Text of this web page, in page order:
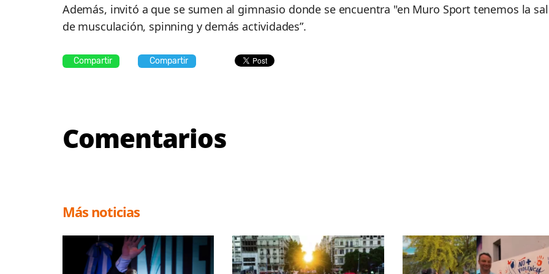
Además, invitó a que se sumen al gimnasio donde se encuentra "en Muro Sport tenemos la
de musculación, spinning y demás actividades”.
Compartir Compartir
Comentarios
Más noticias